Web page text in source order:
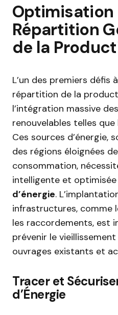
Optimisation
Répartition
de la
L’un des premiers défis
répartition de la
l’intégration massive
renouvelables telles que
Ces sources d’énergie,
des régions éloignées
consommation,
intelligente et optimisée
d’énergie.
infrastructures, comme
les raccordements, est
prévenir le
ouvrages existants et
Tracer et
d’Énergie